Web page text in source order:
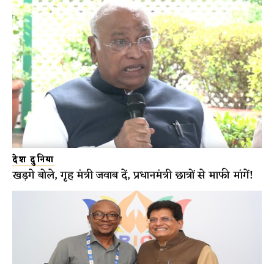
देश दुनिया
खड़गे बोले, गृह मंत्री जवाब दें, प्रधानमंत्री छात्रों से माफी मांगें!